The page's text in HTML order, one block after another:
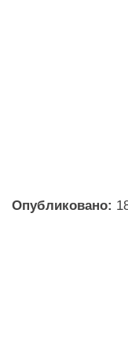
Опубликовано: